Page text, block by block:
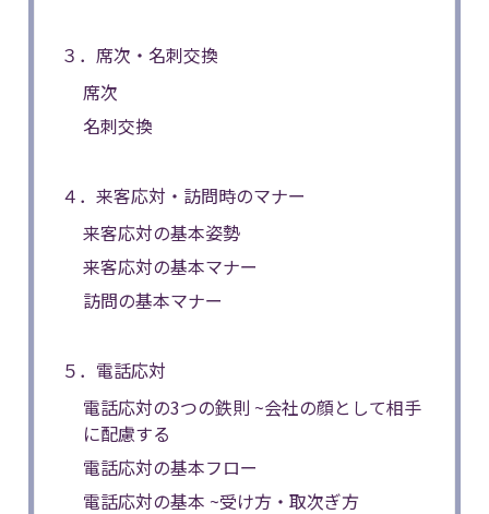
３．席次・名刺交換
席次
名刺交換
４．来客応対・訪問時のマナー
来客応対の基本姿勢
来客応対の基本マナー
訪問の基本マナー
５．電話応対
電話応対の3つの鉄則 ~会社の顔として相手
に配慮する
電話応対の基本フロー
電話応対の基本 ~受け方・取次ぎ方